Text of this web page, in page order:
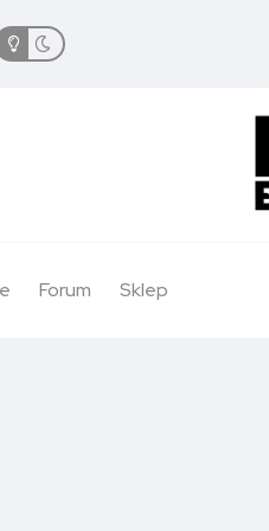
Forum Sklep